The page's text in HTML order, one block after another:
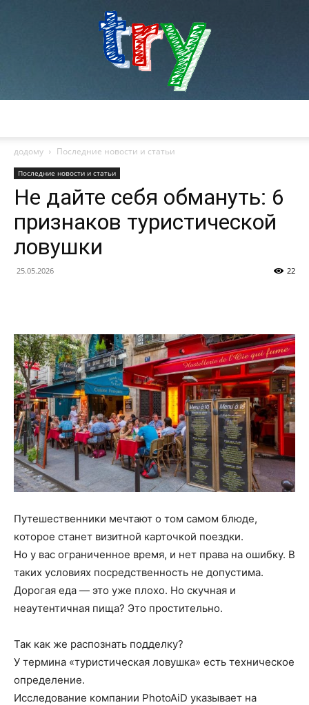
додому
Последние новости и статьи
Последние новости и статьи
Не дайте себя обмануть: 6
признаков туристической
ловушки
25.05.2026 22
Путешественники мечтают о том самом блюде,
которое станет визитной карточкой поездки.
Но у вас ограниченное время, и нет права на ошибку. В
таких условиях посредственность не допустима.
Дорогая еда — это уже плохо. Но скучная и
неаутентичная пища? Это простительно.
Так как же распознать подделку?
У термина «туристическая ловушка» есть техническое
определение.
Исследование компании PhotoAiD указывает на